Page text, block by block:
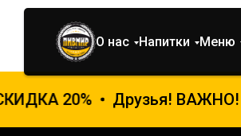
О нас Напитки Меню
20% Друзья! ВАЖНО!